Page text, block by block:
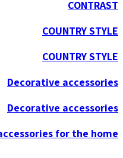
CONTRAST
COUNTRY STYLE
COUNTRY STYLE
Decorative accessories
Decorative accessories
for the home